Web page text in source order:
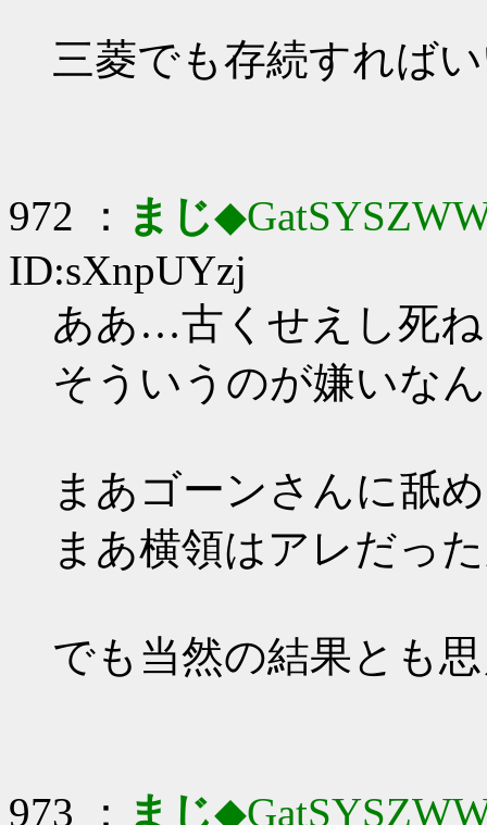
三菱でも存続すれば
972 ： まじ
ID:sXnpUYzj
ああ…古くせえし死
そういうのが嫌いな
まあゴーンさんに舐
まあ横領はアレだっ
でも当然の結果とも
973 ： まじ